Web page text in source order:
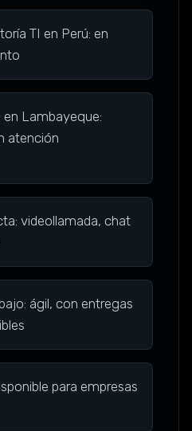
TI en Perú: en
en Lambayeque:
atención
videollamada, chat
ágil, con entregas
para empresas